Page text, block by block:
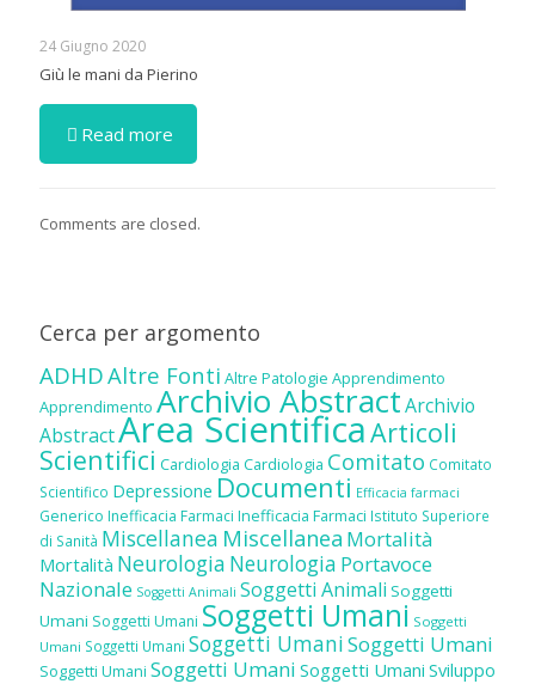
24 Giugno 2020
Giù le mani da Pierino
Read more
Comments are closed.
Cerca per argomento
ADHDAltre Fonti Altre Patologie Apprendimento
Apprendimento Archivio AbstractArchivio
AbstractArea ScientificaArticoli
Scientifici Cardiologia Cardiologia Comitato Comitato
Scientifico Depressione Documenti Efficacia farmaci
Generico Inefficacia Farmaci Inefficacia Farmaci Istituto Superiore
di Sanità Miscellanea Miscellanea Mortalità
Mortalità Neurologia Neurologia Portavoce
Nazionale Soggetti Animali Soggetti Animali Soggetti
Umani Soggetti Umani Soggetti Umani Soggetti
Umani Soggetti Umani Soggetti UmaniSoggetti Umani
Soggetti Umani Soggetti Umani Soggetti Umani Sviluppo